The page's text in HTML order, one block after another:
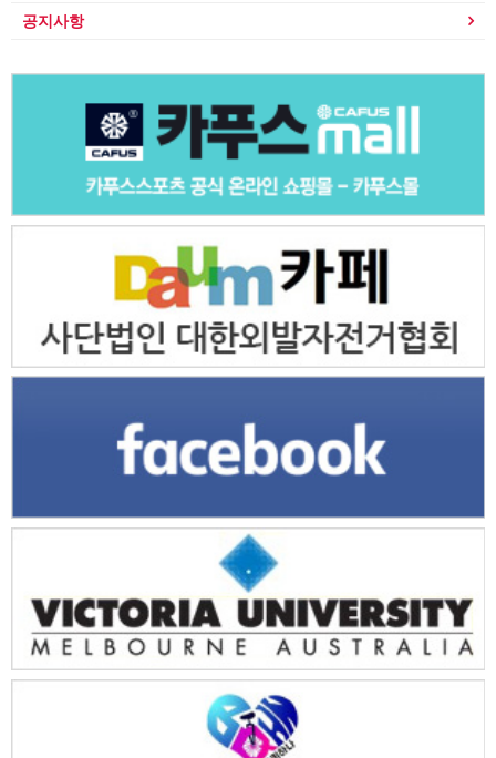
공지사항